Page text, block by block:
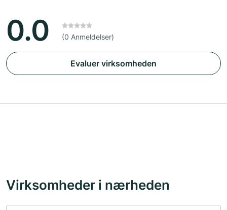
0.0 (0 Anmeldelser)
Evaluer virksomheden
Virksomheder i nærheden